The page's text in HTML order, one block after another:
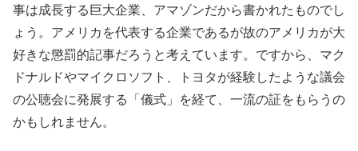
事は成長する巨大企業、アマゾンだから書かれたものでし
ょう。アメリカを代表する企業であるが故のアメリカが大
好きな懲罰的記事だろうと考えています。ですから、マク
ドナルドやマイクロソフト、トヨタが経験したような議会
の公聴会に発展する「儀式」を経て、一流の証をもらうの
かもしれません。